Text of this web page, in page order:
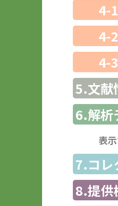
4-
4-
4-
5.文献
6.解析
表
7.コレ
8.提供